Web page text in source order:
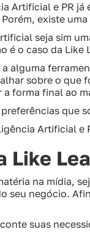
Artificial e PR já
existe
seja sim
é o caso da
alguma
sobre o que
forma final ao
que
Artificial e
Like
na mídia,
seu negócio.
suas